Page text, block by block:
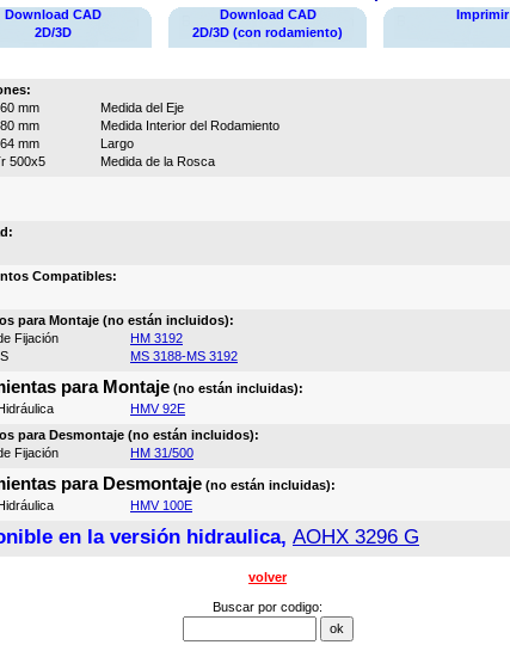
Download CAD
2D/3D
Download CAD
2D/3D (con rodamiento)
Imprimir
mm
Medida del Eje
mm
Medida Interior del Rodamiento
mm
Largo
500x5
Medida de la Rosca
Compatibles:
para Montaje (no están incluidos):
Fijación
HM 3192
MS 3188-MS 3192
para Montaje (no están incluidas):
HMV 92E
para Desmontaje (no están incluidos):
Fijación
HM 31/500
para Desmontaje (no están incluidas):
HMV 100E
en la versión hidraulica, AOHX 3296 G
volver
Buscar por codigo: